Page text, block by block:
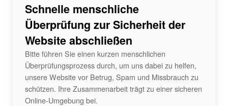
Schnelle menschliche
Überprüfung zur Sicherheit der
Website abschließen
Bitte führen Sie einen kurzen menschlichen
Überprüfungsprozess durch, um uns dabei zu helfen,
unsere Website vor Betrug, Spam und Missbrauch zu
schützen. Ihre Zusammenarbeit trägt zu einer sicheren
Online-Umgebung bei.